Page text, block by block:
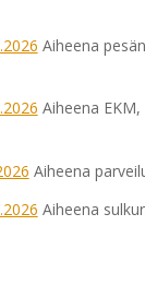
Aiheena
Aiheena EKM,
Aiheena
Aiheena